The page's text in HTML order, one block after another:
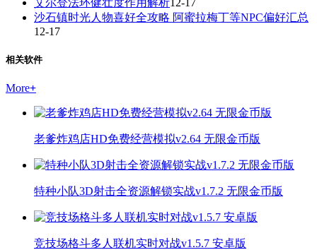
沙石镇时光人物喜好全攻略 阿蜜拉梅丁等NPC偏好汇总
12-17
相关软件
More+
老爹炸鸡店HD免费经营模拟v2.64 无限金币版
特种小队3D射击全资源解锁实战v1.7.2 无限金币版
竞技场格斗多人联机实时对战v1.5.7 安卓版